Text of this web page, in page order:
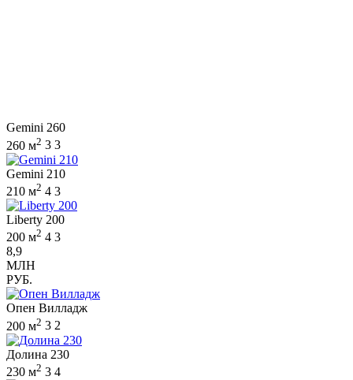
Gemini 260
260 м2 3 3
Gemini 210
210 м2 4 3
Liberty 200
200 м2 4 3
8,9
МЛН
РУБ.
Опен Вилладж
200 м2 3 2
Долина 230
230 м2 3 4